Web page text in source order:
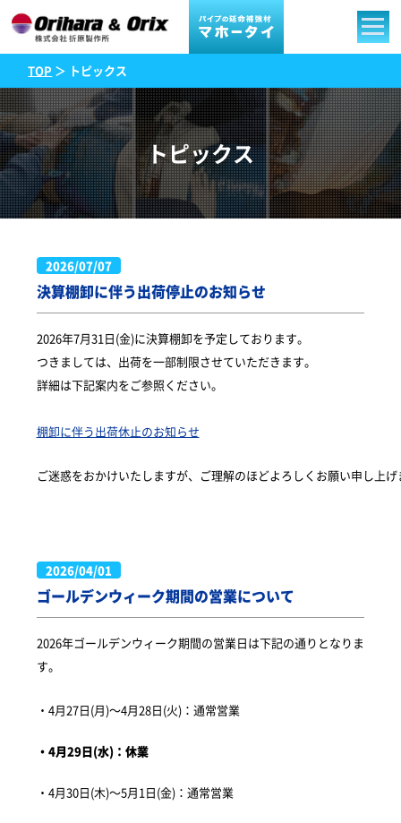
TOP ＞ トピックス
トピックス
2026/07/07
決算棚卸に伴う出荷停止のお知らせ
2026年7月31日(金)に決算棚卸を予定しております。
つきましては、出荷を一部制限させていただきます。
詳細は下記案内をご参照ください。
棚卸に伴う出荷休止のお知らせ
ご迷惑をおかけいたしますが、ご理解のほどよろしくお願い申し上げ
2026/04/01
ゴールデンウィーク期間の営業について
2026年ゴールデンウィーク期間の営業日は下記の通りとなりま
す。
・4月27日(月)～4月28日(火)：通常営業
・4月29日(水)：休業
・4月30日(木)～5月1日(金)：通常営業